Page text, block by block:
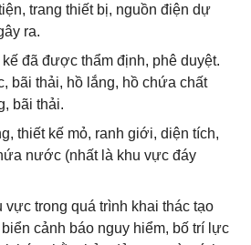
trang thiết bị, nguồn điện dự
ra.
đã được thẩm định, phê duyệt.
bãi thải, hồ lắng, hồ chứa chất
bãi thải.
thiết kế mỏ, ranh giới, diện tích,
nước (nhất là khu vực đáy
trong quá trình khai thác tạo
cảnh báo nguy hiểm, bố trí lực